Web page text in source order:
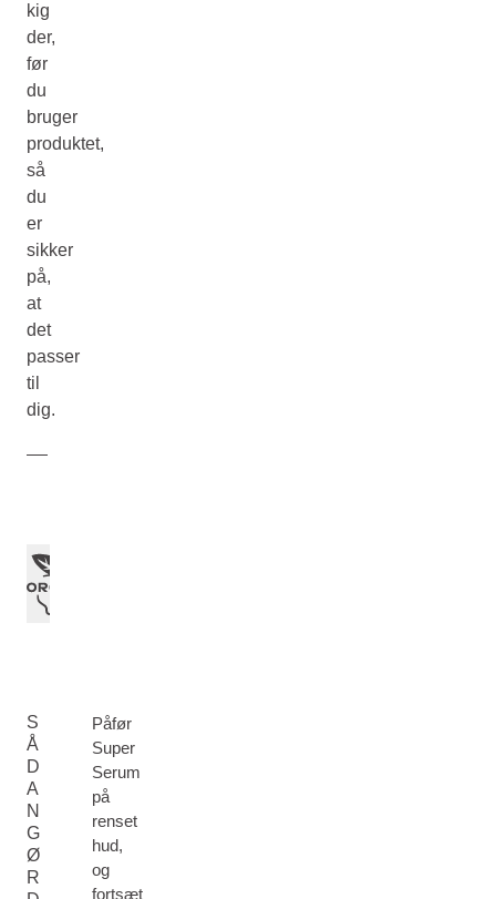
kig
der,
før
du
bruger
produktet,
så
du
er
sikker
på,
at
det
passer
til
dig.
S
Å
D
A
N
G
Ø
R
Påfør
Super
Serum
på
renset
hud,
og
fortsæt